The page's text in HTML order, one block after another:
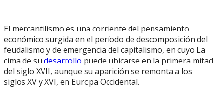
El mercantilismo es una corriente del pensamiento
económico surgida en el período de descomposición del
feudalismo y de emergencia del capitalismo, en cuyo La
cima de su desarrollo puede ubicarse en la primera mitad
del siglo XVII, aunque su aparición se remonta a los
siglos XV y XVI, en Europa Occidental.